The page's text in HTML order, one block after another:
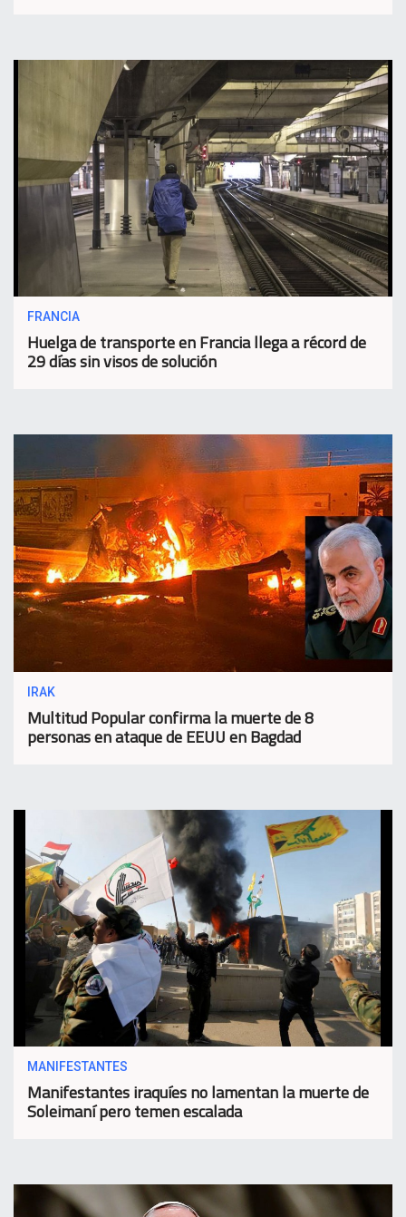
FRANCIA
Huelga de transporte en Francia llega a récord de
29 días sin visos de solución
IRAK
Multitud Popular confirma la muerte de 8
personas en ataque de EEUU en Bagdad
MANIFESTANTES
Manifestantes iraquíes no lamentan la muerte de
Soleimaní pero temen escalada